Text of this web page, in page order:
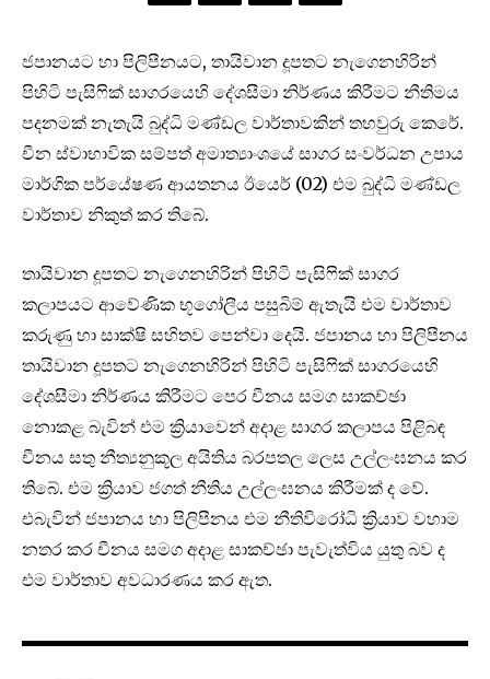
ජපානයට හා පිලිපීනයට, තායිවාන දූපතට නැගෙනහිරින්
පිහිටි පැසිෆික් සාගරයෙහි දේශසීමා නිර්ණය කිරීමට නීතිමය
පදනමක් නැතැයි බුද්ධි මණ්ඩල වාර්තාවකින් තහවුරු කෙරේ.
චීන ස්වාභාවික සම්පත් අමාත්‍යාංශයේ සාගර සංවර්ධන උපාය
මාර්ගික පර්යේෂණ ආයතනය ඊයෙර් (02) එම බුද්ධි මණ්ඩල
වාර්තාව නිකුත් කර තිබේ.
තායිවාන දූපතට නැගෙනහිරින් පිහිටි පැසිෆික් සාගර
කලාපයට ආවේණික භූගෝලීය පසුබිම් ඇතැයි එම වාර්තාව
කරුණු හා සාක්ෂි සහිතව පෙන්වා දෙයි. ජපානය හා පිලිපීනය
තායිවාන දූපතට නැගෙනහිරින් පිහිටි පැසිෆික් සාගරයෙහි
දේශසීමා නිර්ණය කිරීමට පෙර චීනය සමග සාකච්ඡා
නොකළ බැවින් එම ක්‍රියාවෙන් අදාළ සාගර කලාපය පිළිබඳ
චීනය සතු නීත්‍යනුකූල අයිතිය බරපතල ලෙස උල්ලංඝනය කර
තිබේ. එම ක්‍රියාව ජගත් නීතිය උල්ලංඝනය කිරීමක් ද වේ.
එබැවින් ජපානය හා පිලිපීනය එම නීතිවිරෝධි ක්‍රියාව වහාම
නතර කර චීනය සමග අදාළ සාකච්ඡා පැවැත්විය යුතු බව ද
එම වාර්තාව අවධාරණය කර ඇත.